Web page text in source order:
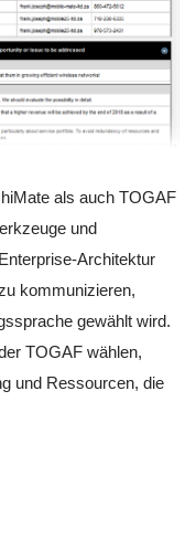
als auch TOGAF
und
Architektur
kommunizieren,
gewählt wird.
TOGAF wählen,
und Ressourcen, die